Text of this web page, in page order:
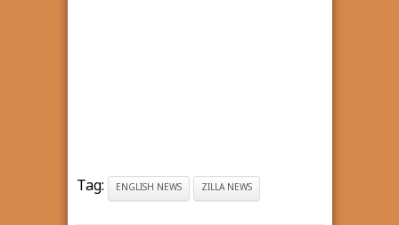
Tag: ENGLISH NEWS ZILLA NEWS